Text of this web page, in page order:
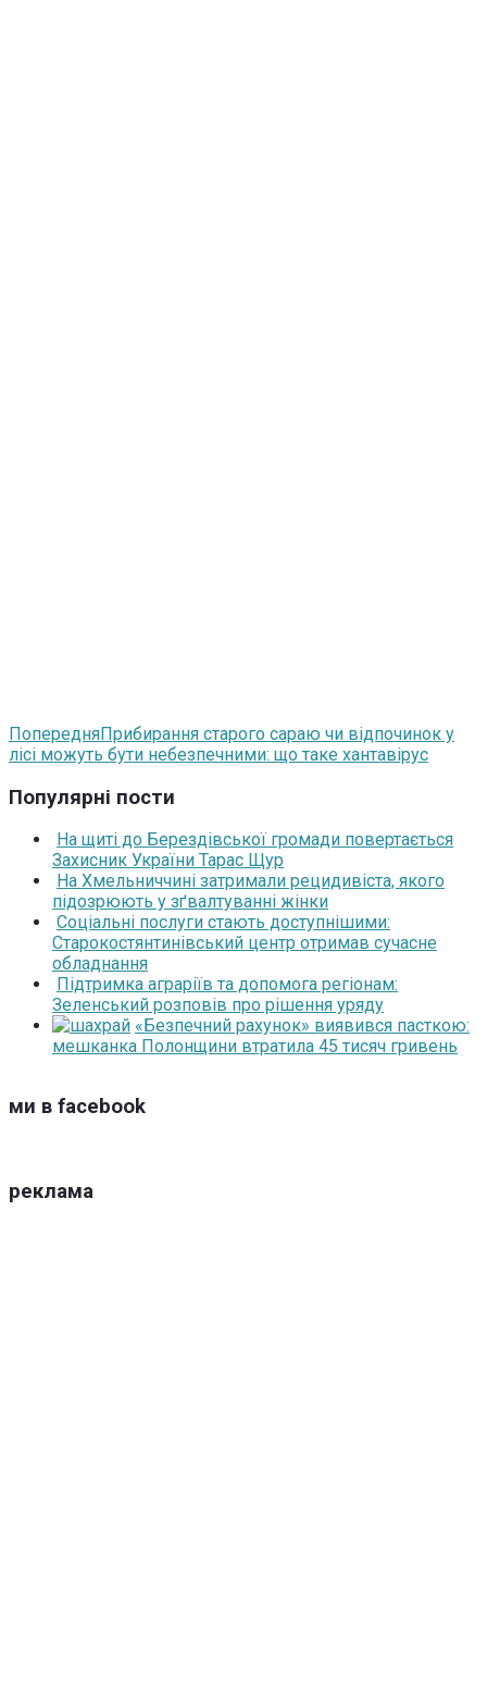
ПопередняПрибирання старого сараю чи відпочинок у
лісі можуть бути небезпечними: що таке хантавірус
Популярні пости
На щиті до Берездівської громади повертається
Захисник України Тарас Щур
На Хмельниччині затримали рецидивіста, якого
підозрюють у зґвалтуванні жінки
Соціальні послуги стають доступнішими:
Старокостянтинівський центр отримав сучасне
обладнання
Підтримка аграріїв та допомога регіонам:
Зеленський розповів про рішення уряду
«Безпечний рахунок» виявився пасткою:
мешканка Полонщини втратила 45 тисяч гривень
ми в facebook
реклама